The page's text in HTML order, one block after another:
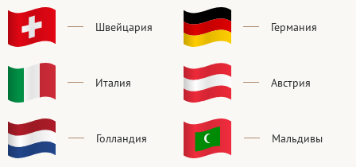
Швейцария
Италия
Голландия
Германия
Австрия
Мальдивы